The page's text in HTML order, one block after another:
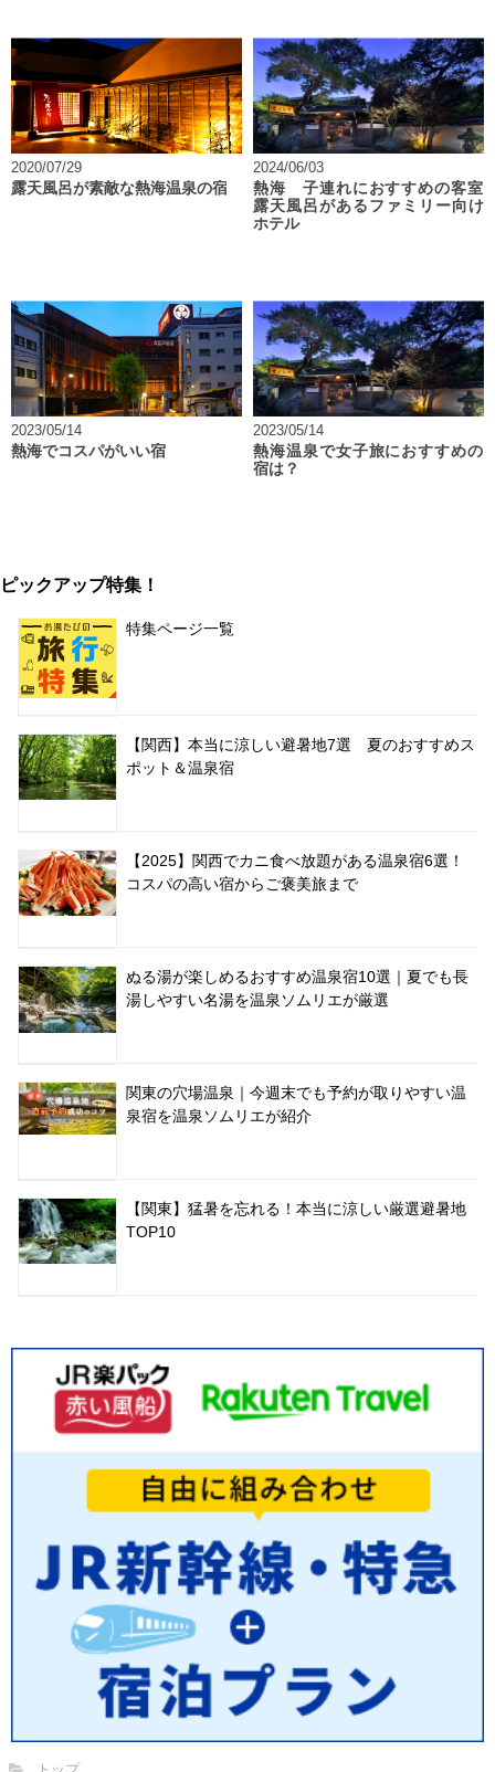
2020/07/29
露天風呂が素敵な熱海温泉の宿
2024/06/03
熱海 子連れにおすすめの客室
露天風呂があるファミリー向け
ホテル
2023/05/14
熱海でコスパがいい宿
2023/05/14
熱海温泉で女子旅におすすめの
宿は？
ピックアップ特集！
特集ページ一覧
【関西】本当に涼しい避暑地7選 夏のおすすめス
ポット＆温泉宿
【2025】関西でカニ食べ放題がある温泉宿6選！
コスパの高い宿からご褒美旅まで
ぬる湯が楽しめるおすすめ温泉宿10選｜夏でも長
湯しやすい名湯を温泉ソムリエが厳選
関東の穴場温泉｜今週末でも予約が取りやすい温
泉宿を温泉ソムリエが紹介
【関東】猛暑を忘れる！本当に涼しい厳選避暑地
TOP10